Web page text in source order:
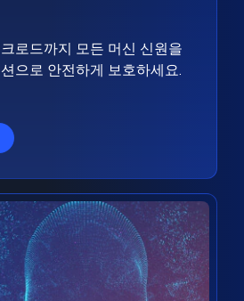
로드까지 모든 머신 신원을
으로 안전하게 보호하세요.